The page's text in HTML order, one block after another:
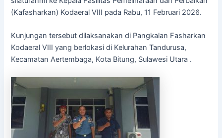
(Kafasharkan) Kodaeral VIII pada Rabu, 11 Februari 2026.
Kunjungan tersebut dilaksanakan di Pangkalan Fasharkan
Kodaeral VIII yang berlokasi di Kelurahan Tandurusa,
Kecamatan Aertembaga, Kota Bitung, Sulawesi Utara .